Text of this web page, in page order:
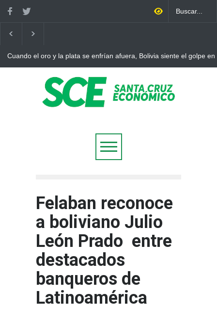
Cuando el oro y la plata se enfrían afuera, Bolivia siente el golpe en
Felaban reconoce
a boliviano Julio
León Prado entre
destacados
banqueros de
Latinoamérica